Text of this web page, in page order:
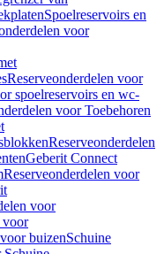
Spoelreservoirs en
voor
Reserveonderdelen voor
spoelreservoirs en wc-
voor Toebehoren
Reserveonderdelen
Geberit Connect
Reserveonderdelen voor
voor
voor
buizenSchuine